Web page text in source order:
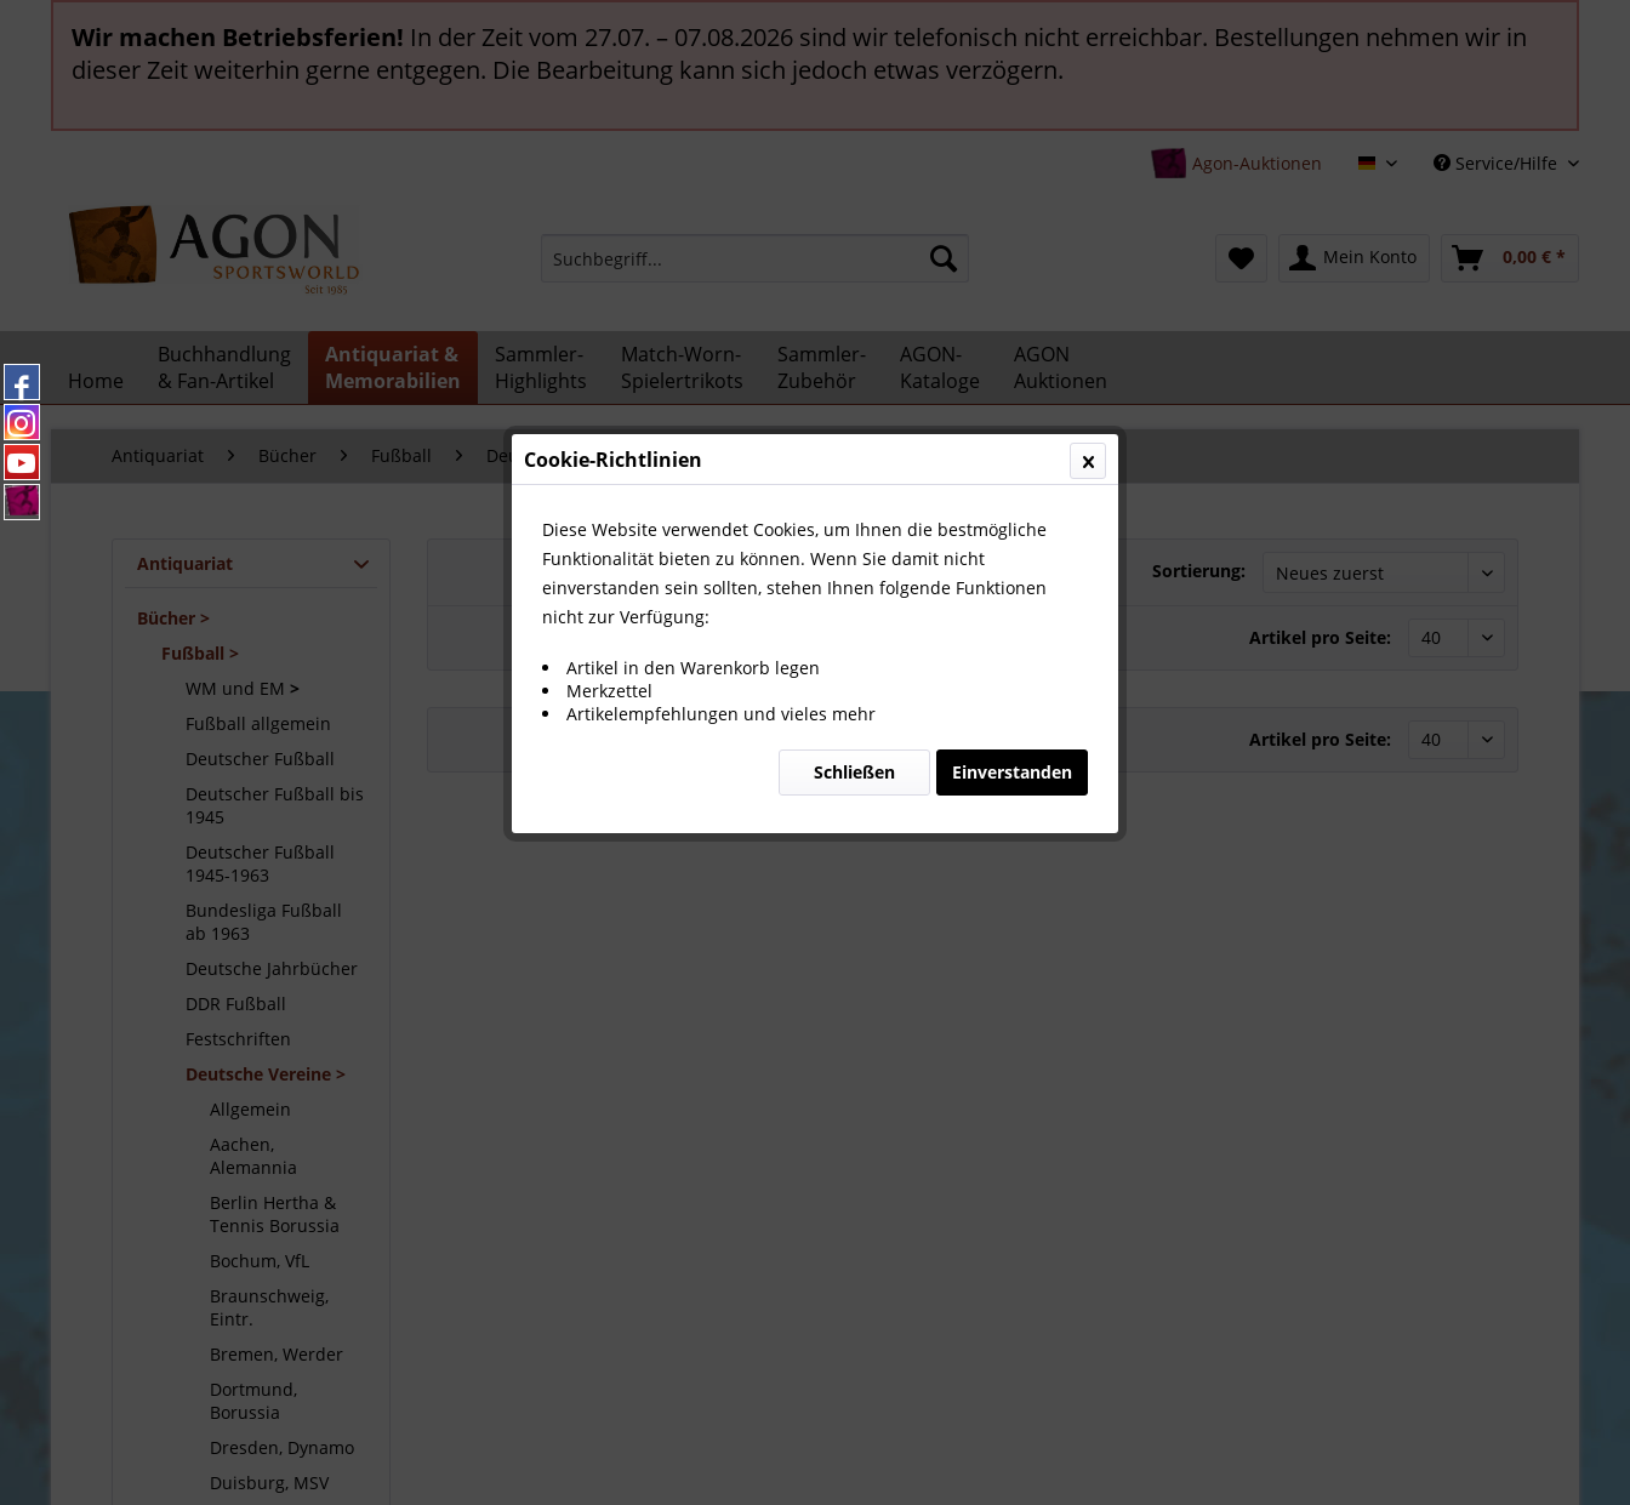
Wir machen Betriebsferien! In der Zeit vom 27.07. – 07.08.2026 sind wir telefonisch nicht erreichbar. Bestellungen nehmen wir in
dieser Zeit weiterhin gerne entgegen. Die Bearbeitung kann sich jedoch etwas verzögern.
Agon-Auktionen Deutsch Service/Hilfe
Mein Konto 0,00 € *
Home
Buchhandlung
& Fan-Artikel
Antiquariat &
Memorabilien
Sammler-
Highlights
Match-Worn-
Spielertrikots
Sammler-
Zubehör
AGON-
Kataloge
AGON
Auktionen
Antiquariat Bücher Fußball Deutsche Vereine Wolfsburg, VfL
Antiquariat
Bücher
Fußball
WM und EM
Fußball allgemein
Deutscher Fußball
Deutscher Fußball bis
1945
Deutscher Fußball
1945-1963
Bundesliga Fußball
ab 1963
Deutsche Jahrbücher
DDR Fußball
Festschriften
Deutsche Vereine
Allgemein
Aachen,
Alemannia
Berlin Hertha &
Tennis Borussia
Bochum, VfL
Braunschweig,
Eintr.
Bremen, Werder
Dortmund,
Borussia
Dresden, Dynamo
Duisburg, MSV
Sortierung:
Artikel pro Seite:
Artikel pro Seite:
Cookie-Richtlinien
Diese Website verwendet Cookies, um Ihnen die bestmögliche
Funktionalität bieten zu können. Wenn Sie damit nicht
einverstanden sein sollten, stehen Ihnen folgende Funktionen
nicht zur Verfügung:
Artikel in den Warenkorb legen
Merkzettel
Artikelempfehlungen und vieles mehr
Einverstanden
Schließen